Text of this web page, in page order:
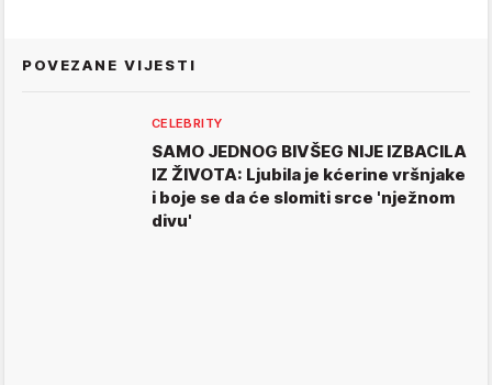
POVEZANE VIJESTI
CELEBRITY
SAMO JEDNOG BIVŠEG NIJE IZBACILA
IZ ŽIVOTA: Ljubila je kćerine vršnjake
i boje se da će slomiti srce 'nježnom
divu'